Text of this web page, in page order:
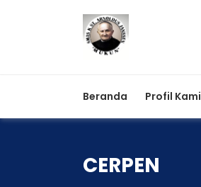
Beranda Profil Kami
CERPEN